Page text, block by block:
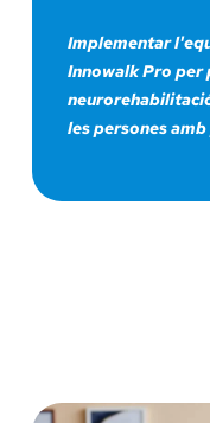
Implementar
Innowalk Pro
les persones